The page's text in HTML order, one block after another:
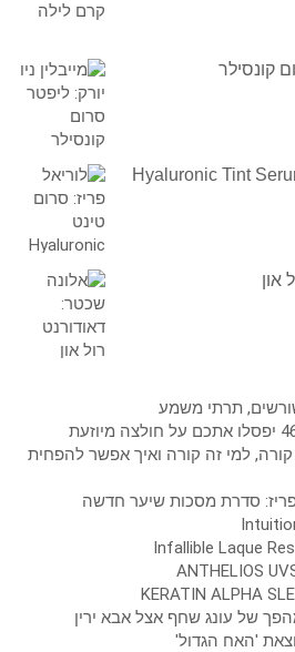
קונסילר
און
תרתי משמע
למי זה קורה ואיך אפשר להפחית
סדרת מסכות שיער חדשה
של עונג שחף אצל אבא ירין
'האח הגדול'